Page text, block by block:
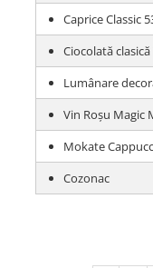
Caprice Classic
Ciocolată
Lumânare
Vin Roșu Magic
Mokate
Cozonac